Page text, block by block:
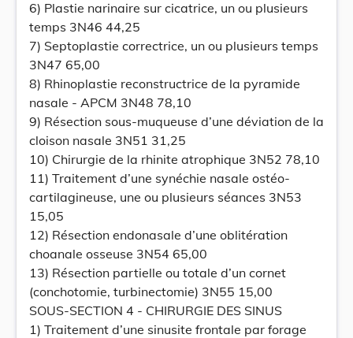
6) Plastie narinaire sur cicatrice, un ou plusieurs
temps 3N46 44,25
7) Septoplastie correctrice, un ou plusieurs temps
3N47 65,00
8) Rhinoplastie reconstructrice de la pyramide
nasale - APCM 3N48 78,10
9) Résection sous-muqueuse d’une déviation de la
cloison nasale 3N51 31,25
10) Chirurgie de la rhinite atrophique 3N52 78,10
11) Traitement d’une synéchie nasale ostéo-
cartilagineuse, une ou plusieurs séances 3N53
15,05
12) Résection endonasale d’une oblitération
choanale osseuse 3N54 65,00
13) Résection partielle ou totale d’un cornet
(conchotomie, turbinectomie) 3N55 15,00
SOUS-SECTION 4 - CHIRURGIE DES SINUS
1) Traitement d’une sinusite frontale par forage